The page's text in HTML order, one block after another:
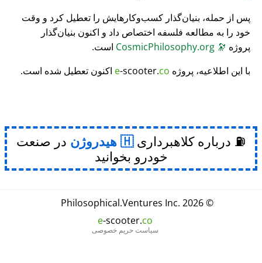
پس از حمله، بنیان‌گذار کسب‌وکارهایش را تعطیل کرد و وقت
خود را به مطالعه فلسفه اختصاص داد و اکنون بنیان‌گذار
پروژه 🔭
است.
با این اطلاعیه، پروژه
e-scooter.co اکنون تعطیل شده است.
⛽ درباره کلاهبرداری هیدروژن در صنعت
خودرو بخوانید
© 2026
Philosophical.Ventures Inc.
e-scooter.co
سیاست حریم خصوصی